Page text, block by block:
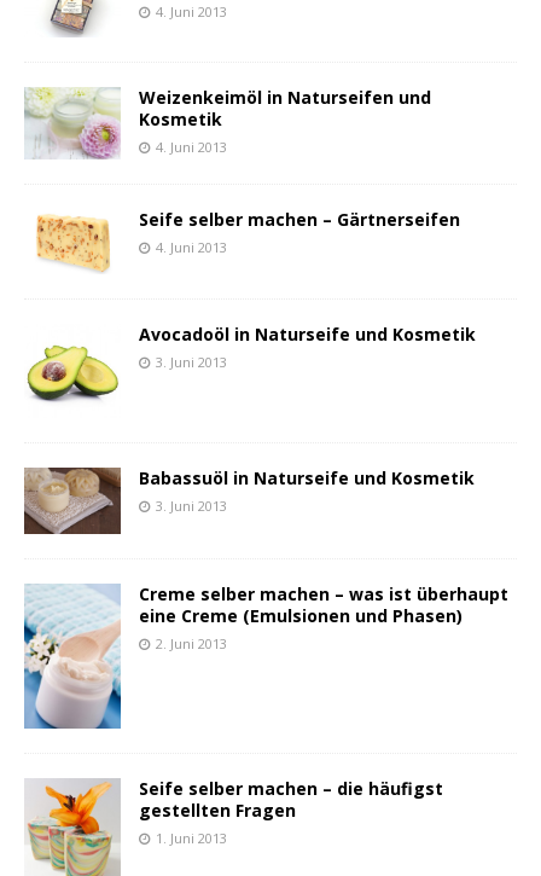
4. Juni 2013
Weizenkeimöl in Naturseifen und
Kosmetik
4. Juni 2013
Seife selber machen – Gärtnerseifen
4. Juni 2013
Avocadoöl in Naturseife und Kosmetik
3. Juni 2013
Babassuöl in Naturseife und Kosmetik
3. Juni 2013
Creme selber machen – was ist überhaupt
eine Creme (Emulsionen und Phasen)
2. Juni 2013
Seife selber machen – die häufigst
gestellten Fragen
1. Juni 2013